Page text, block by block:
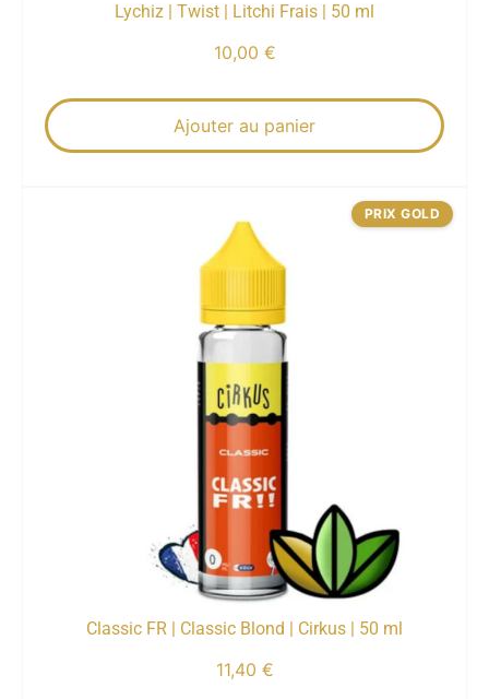
Lychiz | Twist | Litchi Frais | 50 ml
10,00 €
Ajouter au panier
Classic FR | Classic Blond | Cirkus | 50 ml
11,40 €
PRIX GOLD